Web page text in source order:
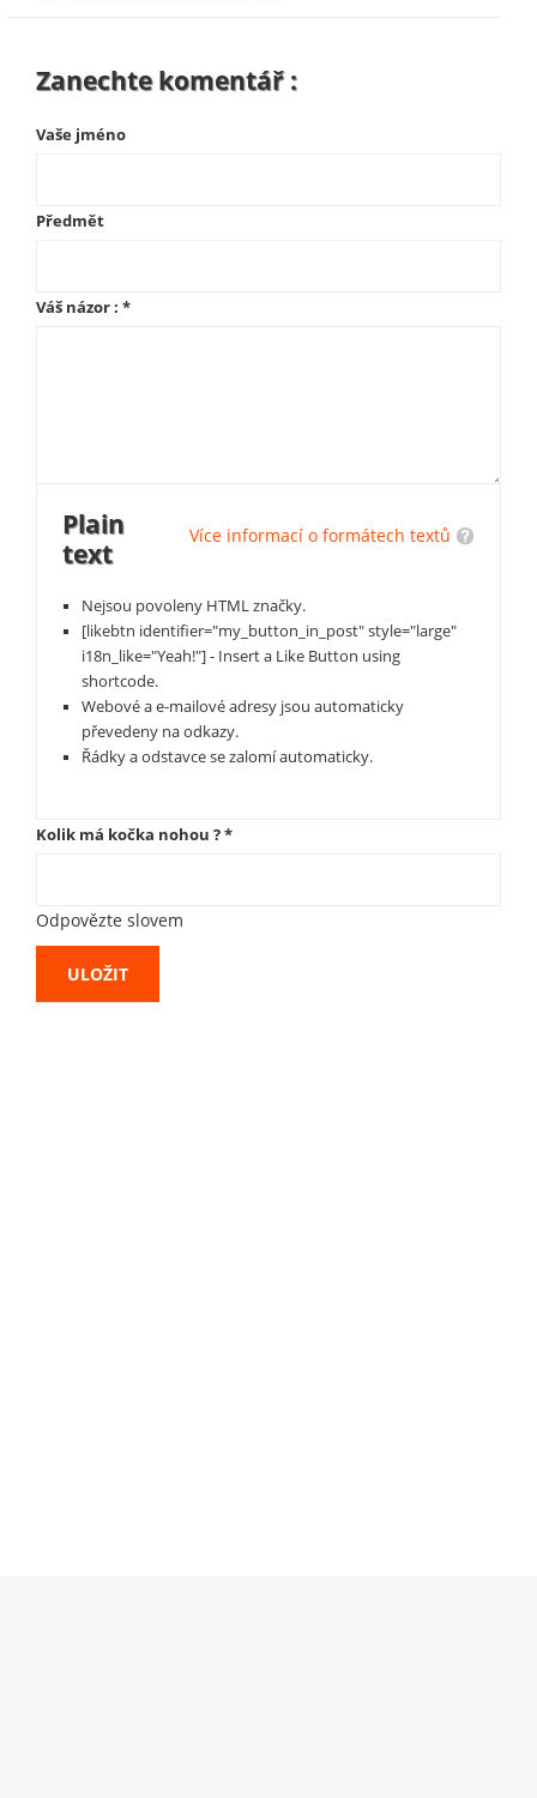
Zanechte komentář :
Vaše jméno
Předmět
Váš názor : *
Více informací o formátech textů
Plain
text
Nejsou povoleny HTML značky.
[likebtn identifier="my_button_in_post" style="large"
i18n_like="Yeah!"] - Insert a Like Button using
shortcode.
Webové a e-mailové adresy jsou automaticky
převedeny na odkazy.
Řádky a odstavce se zalomí automaticky.
Kolik má kočka nohou ?*
Odpovězte slovem